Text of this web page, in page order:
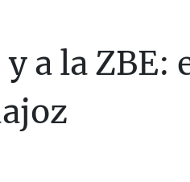
a la ZBE: